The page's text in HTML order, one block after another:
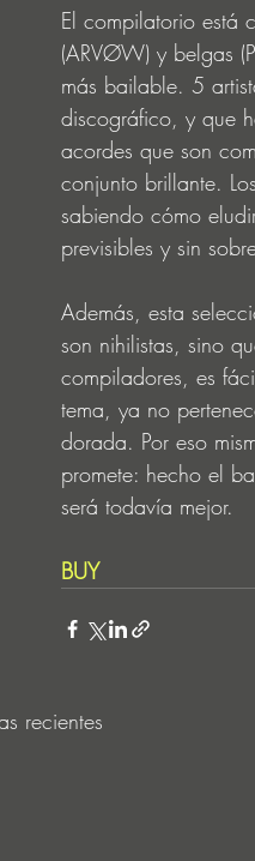
El compilatorio está
(ARVØW) y belgas
más bailable. 5
discográfico, y que
acordes que son
conjunto brillante.
sabiendo cómo
previsibles y sin
Además, esta
son nihilistas, sino
compiladores, es
tema, ya no
dorada. Por eso
promete: hecho el
será todavía mejor.
BUY
recientes